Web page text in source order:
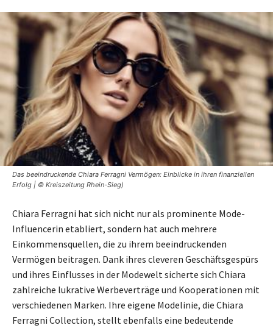
Das beeindruckende Chiara Ferragni Vermögen: Einblicke in ihren finanziellen
Erfolg | © Kreiszeitung Rhein-Sieg)
Chiara Ferragni hat sich nicht nur als prominente Mode-
Influencerin etabliert, sondern hat auch mehrere
Einkommensquellen, die zu ihrem beeindruckenden
Vermögen beitragen. Dank ihres cleveren Geschäftsgespürs
und ihres Einflusses in der Modewelt sicherte sich Chiara
zahlreiche lukrative Werbeverträge und Kooperationen mit
verschiedenen Marken. Ihre eigene Modelinie, die Chiara
Ferragni Collection, stellt ebenfalls eine bedeutende